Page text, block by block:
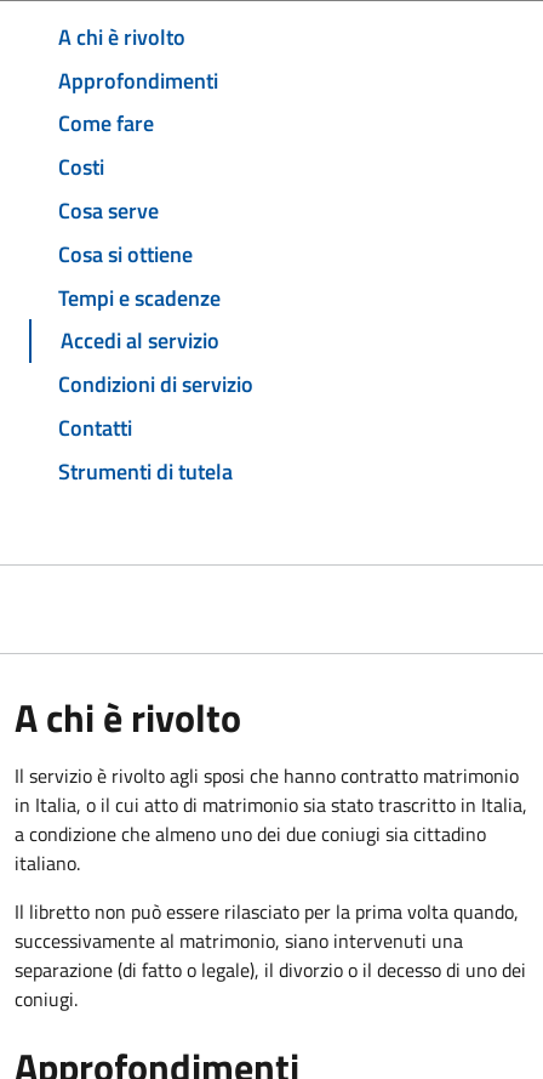
A chi è rivolto
Approfondimenti
Come fare
Costi
Cosa serve
Cosa si ottiene
Tempi e scadenze
Accedi al servizio
Condizioni di servizio
Contatti
Strumenti di tutela
A chi è rivolto
Il servizio è rivolto agli sposi che hanno contratto matrimonio
in Italia, o il cui atto di matrimonio sia stato trascritto in Italia,
a condizione che almeno uno dei due coniugi sia cittadino
italiano.
Il libretto non può essere rilasciato per la prima volta quando,
successivamente al matrimonio, siano intervenuti una
separazione (di fatto o legale), il divorzio o il decesso di uno dei
coniugi.
Approfondimenti